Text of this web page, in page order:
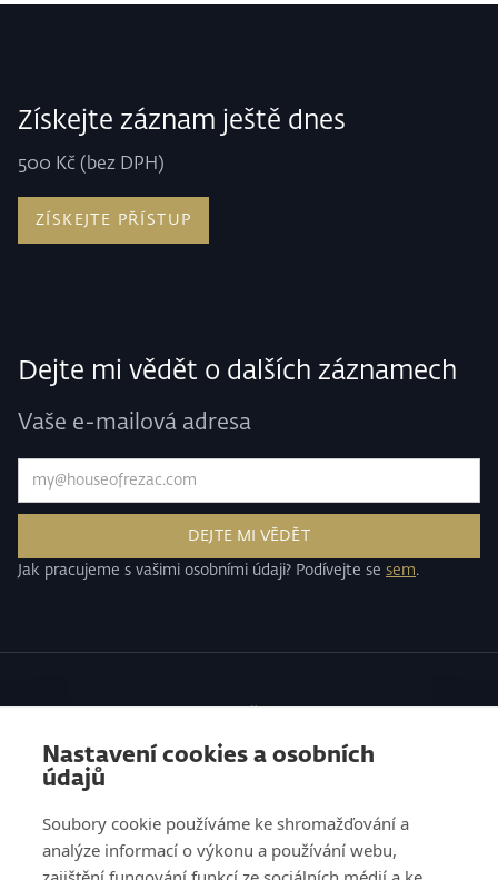
Nastavení cookies a osobních
údajů
Soubory cookie používáme ke shromažďování a
analýze informací o výkonu a používání webu,
Získejte záznam ještě dnes
500 Kč (bez DPH)
ZÍSKEJTE PŘÍSTUP
Dejte mi vědět o dalších záznamech
Vaše e-mailová adresa
Jak pracujeme s vašimi osobními údaji? Podívejte se sem.
VZDĚLÁVÁNÍ
O NÁS
REFERENCE